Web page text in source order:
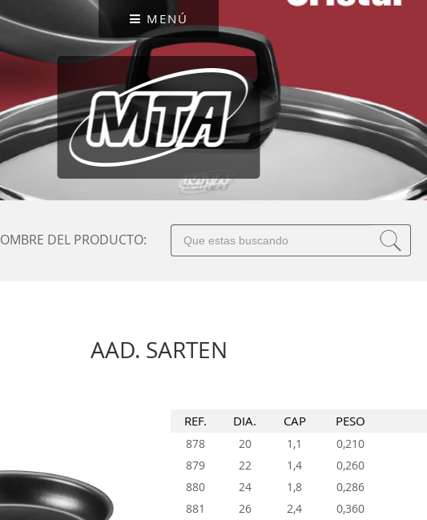
MENÚ
DEL PRODUCTO:
AAD. SARTEN
REF. DIA. CAP PESO
878 20 1,1 0,210
879
22 1,4 0,260
880
24 1,8 0,286
881
26 2,4 0,360